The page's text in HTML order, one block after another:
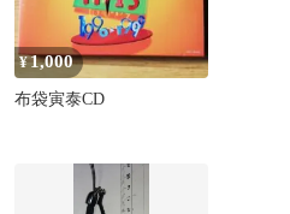
¥1,000
布袋寅泰CD